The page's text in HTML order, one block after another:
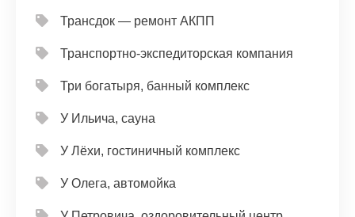
Трансдок — ремонт АКПП
Транспортно-экспедиторская компания
Три богатыря, банный комплекс
У Ильича, сауна
У Лёхи, гостиничный комплекс
У Олега, автомойка